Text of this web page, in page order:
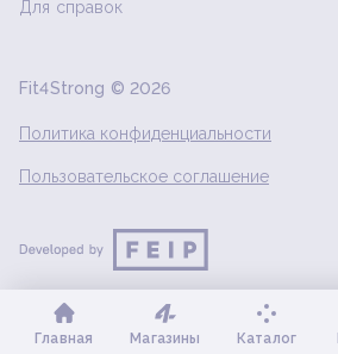
Для справок
Fit4Strong © 2026
Политика конфиденциальности
Пользовательское соглашение
Главная Магазины Каталог